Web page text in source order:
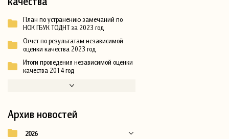
План по устранению замечаний по
НОК ГБУК ТОДНТ за 2023 год
Отчет по результатам независимой
оценки качества 2023 год
Итоги проведения независимой оценки
качества 2014 год
Архив новостей
2026